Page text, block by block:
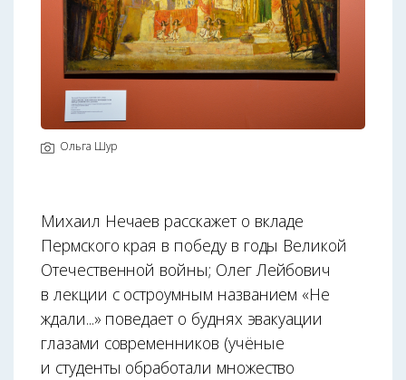
Ольга Шур
Михаил Нечаев расскажет о вкладе
Пермского края в победу в годы Великой
Отечественной войны; Олег Лейбович
в лекции с остроумным названием «Не
ждали...» поведает о буднях эвакуации
глазами современников (учёные
и студенты обработали множество